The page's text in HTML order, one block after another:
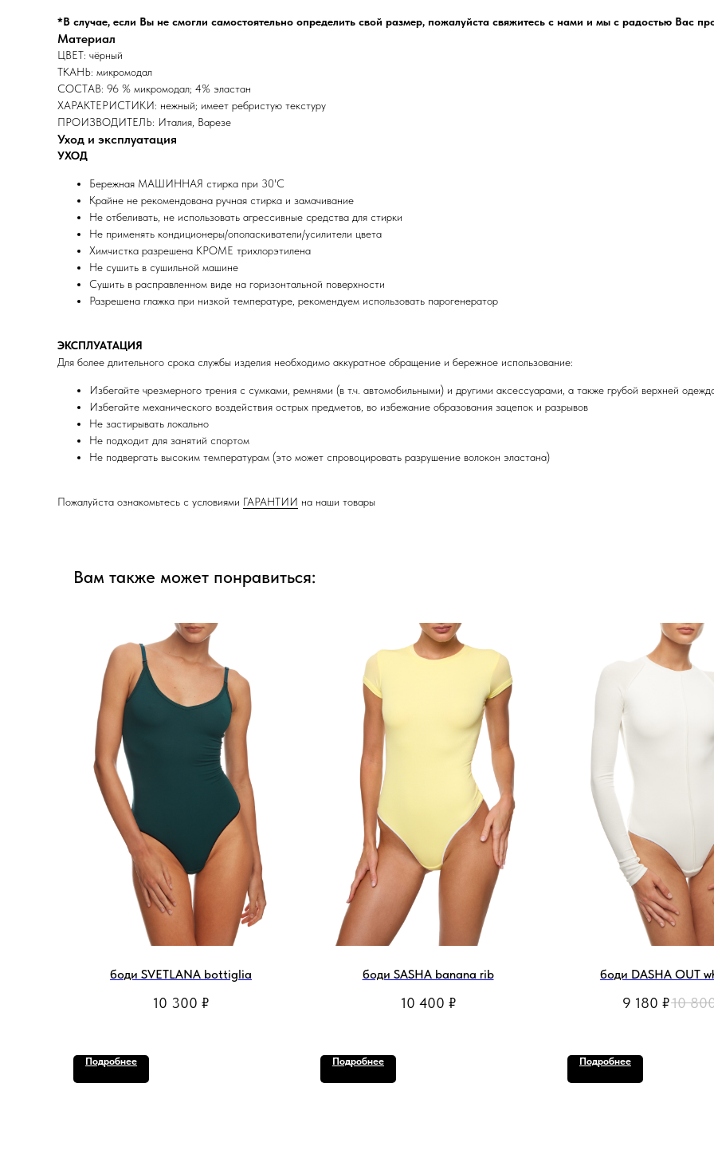
*В случае, если Вы не смогли самостоятельно определить свой размер, пожалуйста свяжитесь с нами и мы с радостью Вас
Материал
ЦВЕТ: чёрный
ТКАНЬ: микромодал
СОСТАВ: 96 % микромодал; 4% эластан
ХАРАКТЕРИСТИКИ: нежный; имеет ребристую текстуру
ПРОИЗВОДИТЕЛЬ: Италия, Варезе
Уход и эксплуатация
УХОД
Бережная МАШИННАЯ стирка при 30'C
Крайне не рекомендована ручная стирка и замачивание
Не отбеливать, не использовать агрессивные средства для стирки
Не применять кондиционеры/ополаскиватели/усилители цвета
Химчистка разрешена КРОМЕ трихлорэтилена
Не сушить в сушильной машине
Сушить в расправленном виде на горизонтальной поверхности
Разрешена глажка при низкой температуре, рекомендуем использовать парогенератор
ЭКСПЛУАТАЦИЯ
Для более длительного срока службы изделия необходимо аккуратное обращение и бережное использование:
Избегайте чрезмерного трения с сумками, ремнями (в т.ч. автомобильными) и другими аксессуарами, а также грубой верхней
Избегайте механического воздействия острых предметов, во избежание образования зацепок и разрывов
Не застирывать локально
Не подходит для занятий спортом
Не подвергать высоким температурам (это может спровоцировать разрушение волокон эластана)
Пожалуйста ознакомьтесь с условиями ГАРАНТИИ на наши товары
Вам также может понравиться:
боди SVETLANA bottiglia
10 300 ₽
Подробнее
боди SASHA banana rib
10 400 ₽
Подробнее
боди DASHA OUT
9 180 ₽10
Подробнее